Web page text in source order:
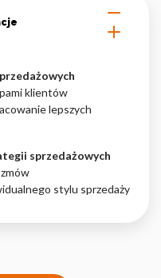
klientów
lepszych
sprzedażowych
stylu sprzedaży